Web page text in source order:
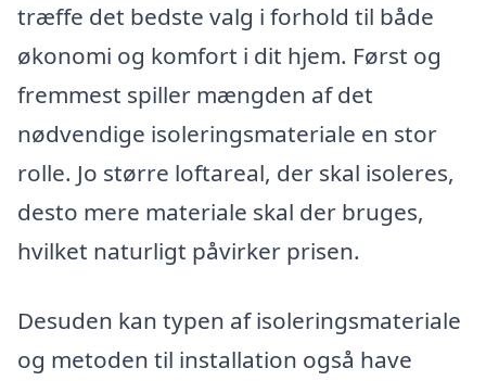
træffe det bedste valg i forhold til både
økonomi og komfort i dit hjem. Først og
fremmest spiller mængden af det
nødvendige isoleringsmateriale en stor
rolle. Jo større loftareal, der skal isoleres,
desto mere materiale skal der bruges,
hvilket naturligt påvirker prisen.
Desuden kan typen af isoleringsmateriale
og metoden til installation også have